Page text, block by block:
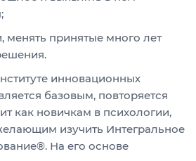
менять принятые много лет
инновационных
базовым, повторяется
как новичкам в психологии,
изучить Интегральное
На его основе